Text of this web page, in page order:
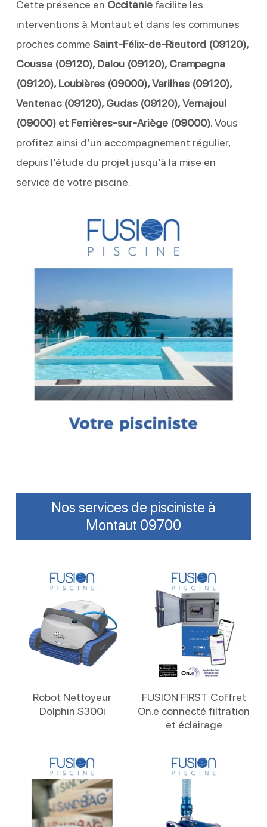
Cette présence en Occitaniefacilite les
interventions à Montaut et dans les communes
proches comme Saint-Félix-de-Rieutord (09120),
Coussa (09120), Dalou (09120), Crampagna
(09120), Loubières (09000), Varilhes (09120),
Ventenac (09120), Gudas (09120), Vernajoul
(09000) et Ferrières-sur-Ariège (09000). Vous
profitez ainsi d’un accompagnement régulier,
depuis l’étude du projet jusqu’à la mise en
service de votre piscine.
Nos services de pisciniste à
Montaut 09700
Robot Nettoyeur
Dolphin S300i
FUSION FIRST Coffret
On.e connecté filtration
et éclairage